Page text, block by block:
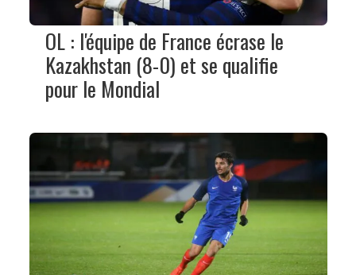
OL : l'équipe de France écrase le
Kazakhstan (8-0) et se qualifie
pour le Mondial